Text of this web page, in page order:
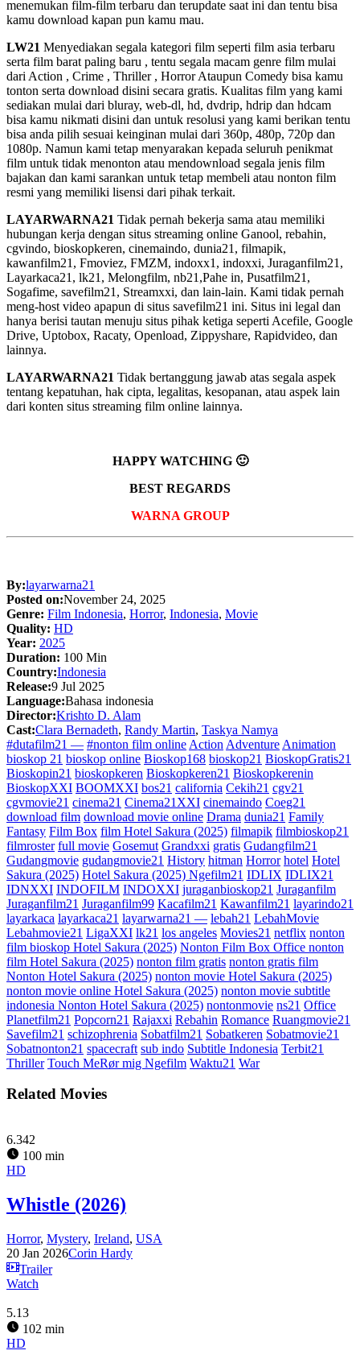
menemukan film-film terbaru dan terupdate saat ini dan tentu bisa
kamu download kapan pun kamu mau.
LW21 Menyediakan segala kategori film seperti film asia terbaru
serta film barat paling baru , tentu segala macam genre film mulai
dari Action , Crime , Thriller , Horror Ataupun Comedy bisa kamu
tonton serta download disini secara gratis. Kualitas film yang kami
sediakan mulai dari bluray, web-dl, hd, dvdrip, hdrip dan hdcam
bisa kamu nikmati disini dan untuk resolusi yang kami berikan tentu
bisa anda pilih sesuai keinginan mulai dari 360p, 480p, 720p dan
1080p. Namun kami tetap menyarakan kepada seluruh penikmat
film untuk tidak menonton atau mendownload segala jenis film
bajakan dan kami sarankan untuk tetap membeli atau nonton film
resmi yang memiliki lisensi dari pihak terkait.
LAYARWARNA21 Tidak pernah bekerja sama atau memiliki
hubungan kerja dengan situs streaming online Ganool, rebahin,
cgvindo, bioskopkeren, cinemaindo, dunia21, filmapik,
kawanfilm21, Fmoviez, FMZM, indoxx1, indoxxi, Juraganfilm21,
Layarkaca21, lk21, Melongfilm, nb21,Pahe in, Pusatfilm21,
Sogafime, savefilm21, Streamxxi, dan lain-lain. Kami tidak pernah
meng-host video apapun di situs savefilm21 ini. Situs ini legal dan
hanya berisi tautan menuju situs pihak ketiga seperti Acefile, Google
Drive, Uptobox, Racaty, Openload, Zippyshare, Rapidvideo, dan
lainnya.
LAYARWARNA21 Tidak bertanggung jawab atas segala aspek
tentang kepatuhan, hak cipta, legalitas, kesopanan, atau aspek lain
dari konten situs streaming film online lainnya.
HAPPY WATCHING 🙂
BEST REGARDS
WARNA GROUP
By:layarwarna21
Posted on:November 24, 2025
Genre: Film Indonesia, Horror, Indonesia, Movie
Quality: HD
Year: 2025
Duration: 100 Min
Country:Indonesia
Release:9 Jul 2025
Language:Bahasa indonesia
Director:Krishto D. Alam
Cast:Clara Bernadeth, Randy Martin, Taskya Namya
#dutafilm21 — #nonton film online Action Adventure Animation
bioskop 21 bioskop online Bioskop168 bioskop21 BioskopGratis21
Bioskopin21 bioskopkeren Bioskopkeren21 Bioskopkerenin
BioskopXXI BOOMXXI bos21 california Cekih21 cgv21
cgvmovie21 cinema21 Cinema21XXI cinemaindo Coeg21
download film download movie online Drama dunia21 Family
Fantasy Film Box film Hotel Sakura (2025) filmapik filmbioskop21
filmroster full movie Gosemut Grandxxi gratis Gudangfilm21
Gudangmovie gudangmovie21 History hitman Horror hotel Hotel
Sakura (2025) Hotel Sakura (2025) Ngefilm21 IDLIX IDLIX21
IDNXXI INDOFILM INDOXXI juraganbioskop21 Juraganfilm
Juraganfilm21 Juraganfilm99 Kacafilm21 Kawanfilm21 layarindo21
layarkaca layarkaca21 layarwarna21 — lebah21 LebahMovie
Lebahmovie21 LigaXXI lk21 los angeles Movies21 netflix nonton
film bioskop Hotel Sakura (2025) Nonton Film Box Office nonton
film Hotel Sakura (2025) nonton film gratis nonton gratis film
Nonton Hotel Sakura (2025) nonton movie Hotel Sakura (2025)
nonton movie online Hotel Sakura (2025) nonton movie subtitle
indonesia Nonton Hotel Sakura (2025) nontonmovie ns21 Office
Planetfilm21 Popcorn21 Rajaxxi Rebahin Romance Ruangmovie21
Savefilm21 schizophrenia Sobatfilm21 Sobatkeren Sobatmovie21
Sobatnonton21 spacecraft sub indo Subtitle Indonesia Terbit21
Thriller Touch MeRør mig Ngefilm Waktu21 War
Related Movies
6.342
100 min
HD
Whistle (2026)
Horror, Mystery, Ireland, USA
20 Jan 2026Corin Hardy
Trailer
Watch
5.13
102 min
HD